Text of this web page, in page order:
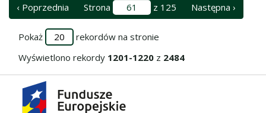
‹ Poprzednia Strona z 125 Następna ›
Pokaż
rekordów na stronie
Wyświetlono rekordy 1201-1220 z 2484